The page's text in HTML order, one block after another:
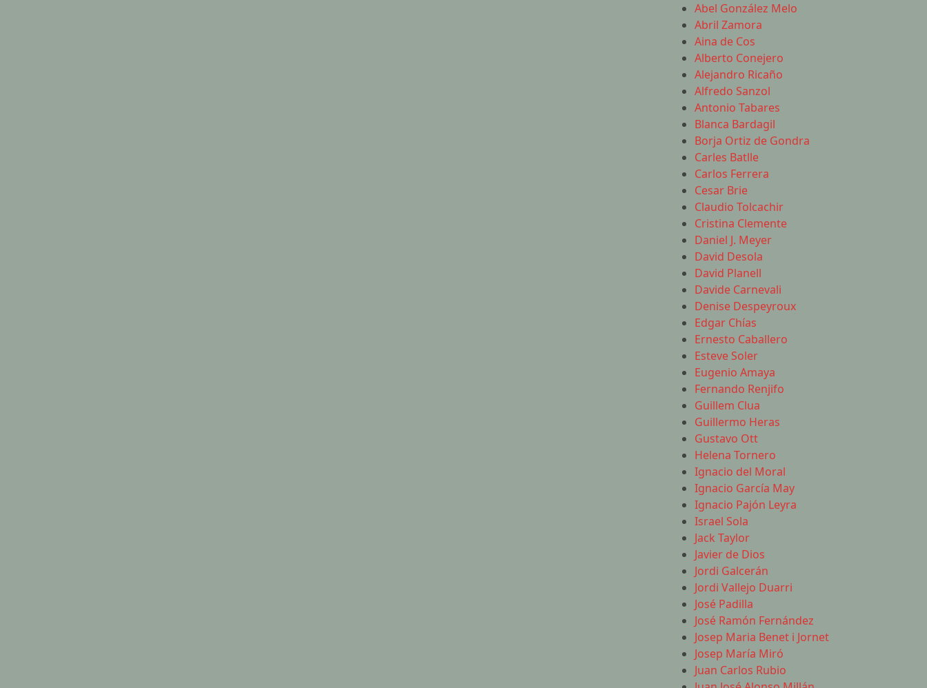
Abel González Melo
Abril Zamora
Aina de Cos
Alberto Conejero
Alejandro Ricaño
Alfredo Sanzol
Antonio Tabares
Blanca Bardagil
Borja Ortiz de Gondra
Carles Batlle
Carlos Ferrera
Cesar Brie
Claudio Tolcachir
Cristina Clemente
Daniel J. Meyer
David Desola
David Planell
Davide Carnevali
Denise Despeyroux
Edgar Chías
Ernesto Caballero
Esteve Soler
Eugenio Amaya
Fernando Renjifo
Guillem Clua
Guillermo Heras
Gustavo Ott
Helena Tornero
Ignacio del Moral
Ignacio García May
Ignacio Pajón Leyra
Israel Sola
Jack Taylor
Javier de Dios
Jordi Galcerán
Jordi Vallejo Duarri
José Padilla
José Ramón Fernández
Josep Maria Benet i Jornet
Josep María Miró
Juan Carlos Rubio